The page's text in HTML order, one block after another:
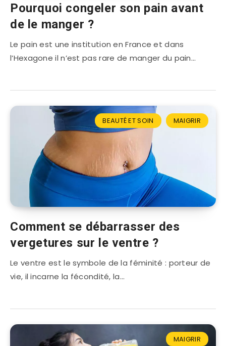
Pourquoi congeler son pain avant
de le manger ?
Le pain est une institution en France et dans
l’Hexagone il n’est pas rare de manger du pain…
BEAUTÉ ET SOIN MAIGRIR
Comment se débarrasser des
vergetures sur le ventre ?
Le ventre est le symbole de la féminité : porteur de
vie, il incarne la fécondité, la…
MAIGRIR